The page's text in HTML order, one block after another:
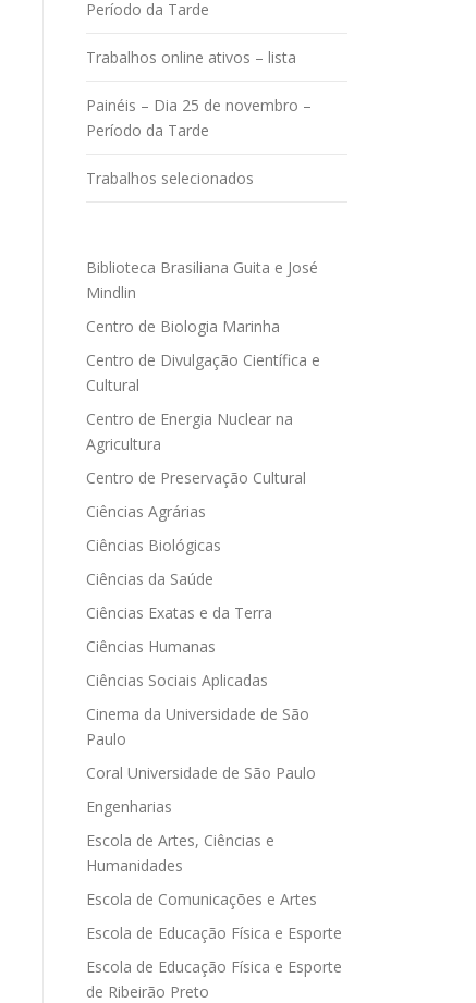
Período da Tarde
Trabalhos online ativos – lista
Painéis – Dia 25 de novembro –
Período da Tarde
Trabalhos selecionados
Biblioteca Brasiliana Guita e José
Mindlin
Centro de Biologia Marinha
Centro de Divulgação Científica e
Cultural
Centro de Energia Nuclear na
Agricultura
Centro de Preservação Cultural
Ciências Agrárias
Ciências Biológicas
Ciências da Saúde
Ciências Exatas e da Terra
Ciências Humanas
Ciências Sociais Aplicadas
Cinema da Universidade de São
Paulo
Coral Universidade de São Paulo
Engenharias
Escola de Artes, Ciências e
Humanidades
Escola de Comunicações e Artes
Escola de Educação Física e Esporte
Escola de Educação Física e Esporte
de Ribeirão Preto